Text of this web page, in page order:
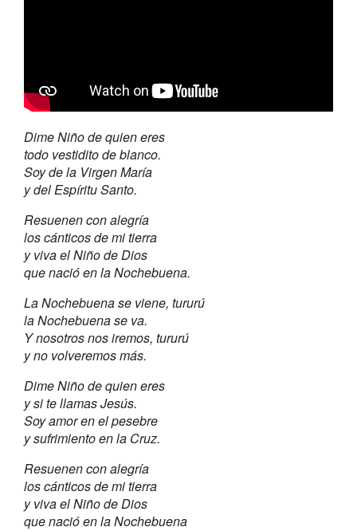
Dime Niño de quien eres
todo vestidito de blanco.
Soy de la Virgen María
y del Espíritu Santo.
Resuenen con alegría
los cánticos de mi tierra
y viva el Niño de Dios
que nació en la Nochebuena.
La Nochebuena se viene, tururú
la Nochebuena se va.
Y nosotros nos iremos, tururú
y no volveremos más.
Dime Niño de quien eres
y si te llamas Jesús.
Soy amor en el pesebre
y sufrimiento en la Cruz.
Resuenen con alegría
los cánticos de mi tierra
y viva el Niño de Dios
que nació en la Nochebuena